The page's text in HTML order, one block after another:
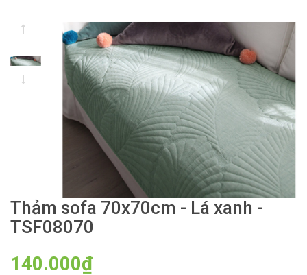
Thảm sofa 70x70cm - Lá xanh -
TSF08070
140.000₫